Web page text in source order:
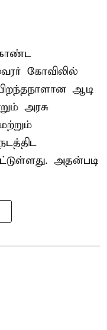
கோவிலில்
ஆடி
அரசு
அதன்படி